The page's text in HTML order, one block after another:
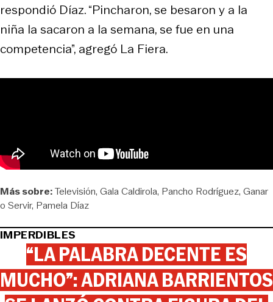
respondió Díaz. “Pincharon, se besaron y a la
niña la sacaron a la semana, se fue en una
competencia”, agregó La Fiera.
Más sobre:Televisión Gala Caldirola Pancho Rodríguez Ganar
o Servir Pamela Díaz
IMPERDIBLES
“LA PALABRA DECENTE ES
MUCHO”: ADRIANA BARRIENTOS